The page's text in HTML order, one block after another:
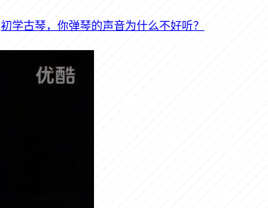
初学古琴，你弹琴的声音为什么不好听？